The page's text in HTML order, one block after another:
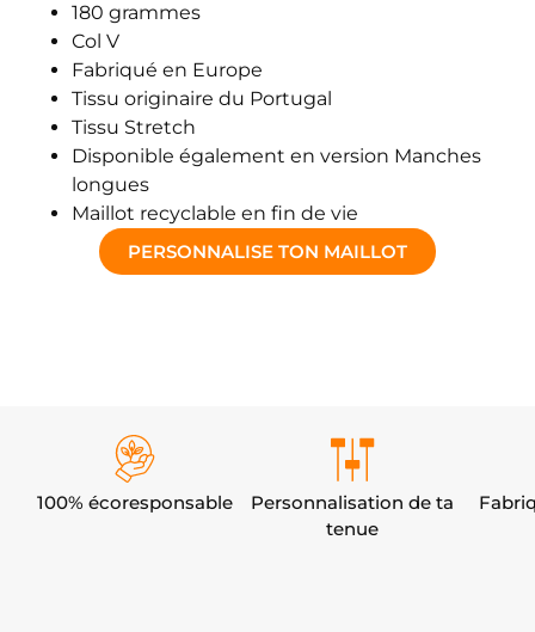
180 grammes
Col V
Fabriqué en Europe
Tissu originaire du Portugal
Tissu Stretch
Disponible également en version Manches
longues
Maillot recyclable en fin de vie
PERSONNALISE TON MAILLOT
100% écoresponsable
Personnalisation de ta
tenue